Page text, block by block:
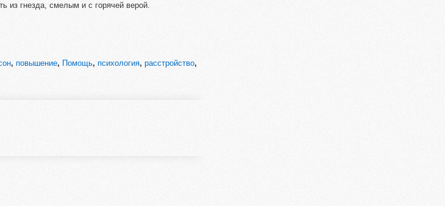
из гнезда, смелым и с горячей верой.
, повышение, Помощь, психология, расстройство,